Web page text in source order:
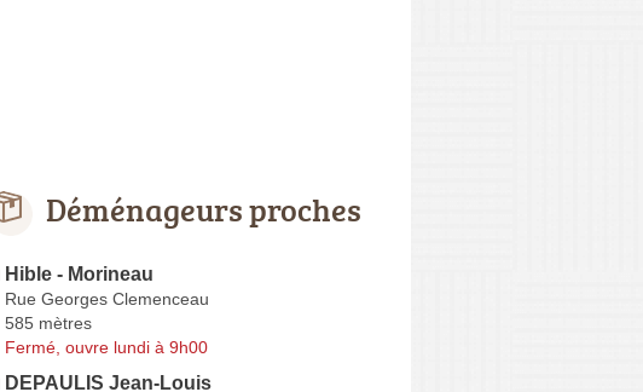
Déménageurs proches
Hible - Morineau
Rue Georges Clemenceau
585 mètres
Fermé, ouvre lundi à 9h00
DEPAULIS Jean-Louis